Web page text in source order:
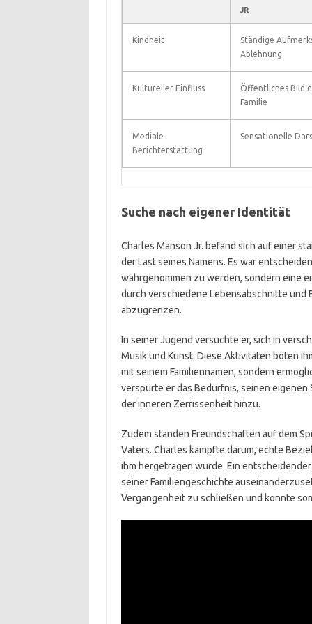
JR
Kindheit
Ständige
Ablehnung
Kultureller Einfluss
Öffentliches Bild
Familie
Mediale
Berichterstattung
Sensationelle
Suche nach eigener Identität
Charles Manson Jr. befand sich auf einer
der Last seines Namens. Es war
wahrgenommen zu werden, sondern eine
durch verschiedene Lebensabschnitte und
abzugrenzen.
In seiner Jugend versuchte er, sich in
Musik und Kunst. Diese Aktivitäten boten
mit seinem Familiennamen, sondern
verspürte er das Bedürfnis, seinen
der inneren Zerrissenheit hinzu.
Zudem standen Freundschaften auf dem
Vaters. Charles kämpfte darum, echte
ihm hergetragen wurde. Ein
seiner Familiengeschichte
Vergangenheit zu schließen und konnte